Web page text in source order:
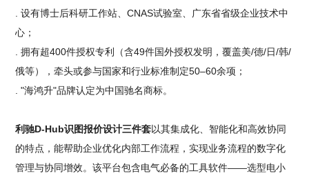
. 设有博士后科研工作站、CNAS试验室、广东省省级企业技术中
心；
. 拥有超400件授权专利（含49件国外授权发明，覆盖美/德/日/韩/
俄等），牵头或参与国家和行业标准制定50–60余项；
. "海鸿升"品牌认定为中国驰名商标。
利驰D-Hub识图报价设计三件套以其集成化、智能化和高效协同
的特点，能帮助企业优化内部工作流程，实现业务流程的数字化
管理与协同增效。该平台包含电气必备的工具软件——选型电小